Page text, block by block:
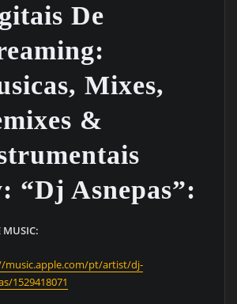
De
Mixes,
&
“Dj Asnepas”:
MUSIC:
music.apple.com/pt/artist/dj-
1529418071